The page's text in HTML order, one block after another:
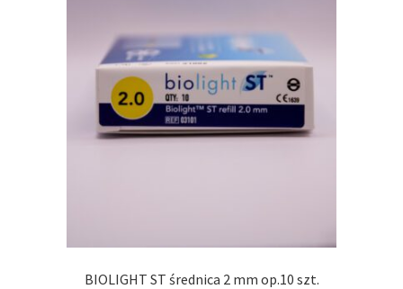
BIOLIGHT ST średnica 2 mm op.10 szt.